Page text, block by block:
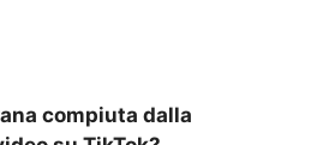
compiuta dalla